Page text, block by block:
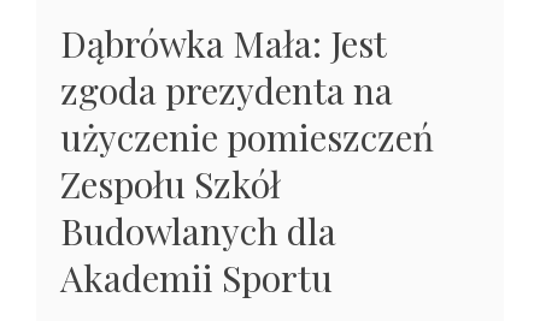
Dąbrówka Mała: Jest
zgoda prezydenta na
użyczenie pomieszczeń
Zespołu Szkół
Budowlanych dla
Akademii Sportu